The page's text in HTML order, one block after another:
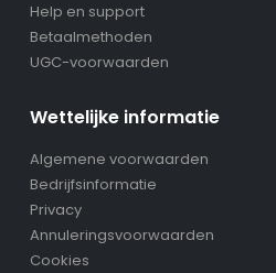
Help en support
Betaalmethoden
UGC-voorwaarden
Wettelijke informatie
Algemene voorwaarden
Bedrijfsinformatie
Privacy
Annuleringsvoorwaarden
Cookies